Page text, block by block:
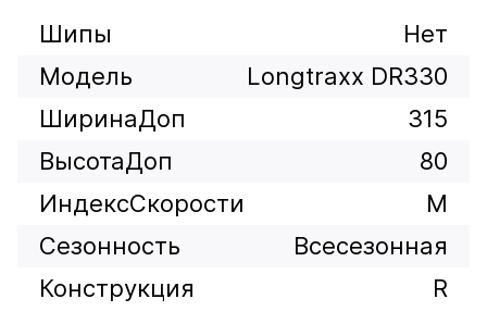
Шипы
Нет
Модель
Longtraxx DR330
ШиринаДоп
315
ВысотаДоп
80
ИндексСкорости
M
Сезонность
Всесезонная
Конструкция
R